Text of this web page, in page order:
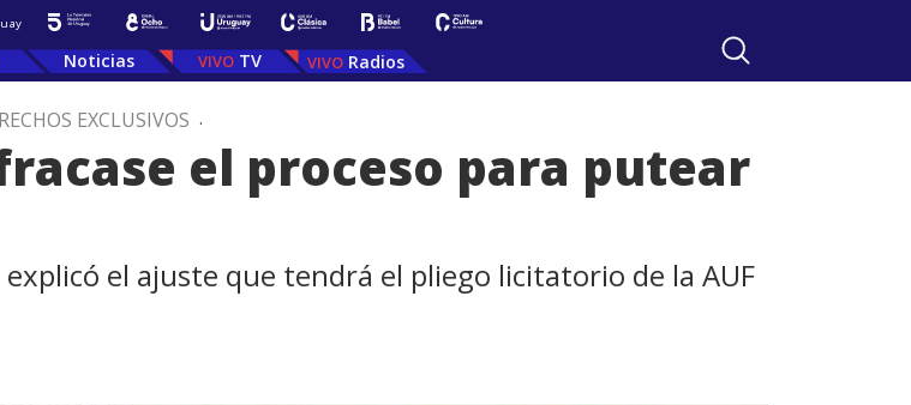
Noticias TV Radios
EXCLUSIVOS .
el proceso para putear
el ajuste que tendrá el pliego licitatorio de la AUF